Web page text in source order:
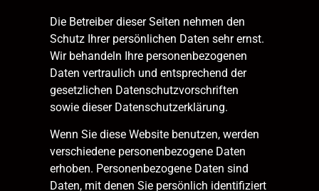
Die Betreiber dieser Seiten nehmen den
Schutz Ihrer persönlichen Daten sehr ernst.
Wir behandeln Ihre personenbezogenen
Daten vertraulich und entsprechend der
gesetzlichen Datenschutzvorschriften
sowie dieser Datenschutzerklärung.
Wenn Sie diese Website benutzen, werden
verschiedene personenbezogene Daten
erhoben. Personenbezogene Daten sind
Daten, mit denen Sie persönlich identifiziert